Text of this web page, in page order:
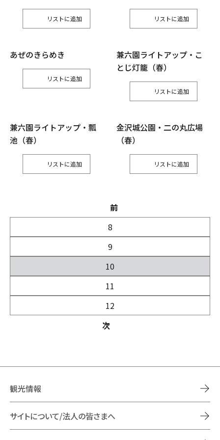
リスト リスト
あぜのきらめき
リスト
兼六園ライトアップ・こ
とじ灯籠（春）
リスト
兼六園ライトアップ・瓢
池（春）
リスト
金沢城公園・二の丸広場
（春）
リスト
前
8
9
10
11
12
次
観光情報
サイトについて/法人の皆さまへ